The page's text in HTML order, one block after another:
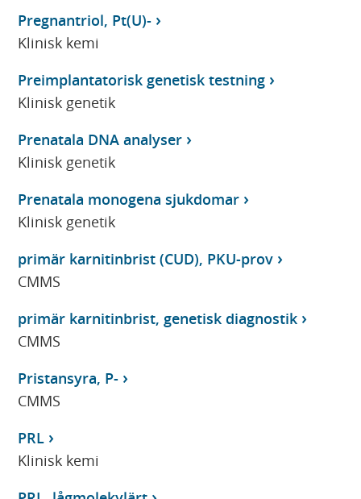
Pregnantriol, Pt(U)-
Klinisk kemi
Preimplantatorisk genetisk testning
Klinisk genetik
Prenatala DNA analyser
Klinisk genetik
Prenatala monogena sjukdomar
Klinisk genetik
primär karnitinbrist (CUD), PKU-prov
CMMS
primär karnitinbrist, genetisk diagnostik
CMMS
Pristansyra, P-
CMMS
PRL
Klinisk kemi